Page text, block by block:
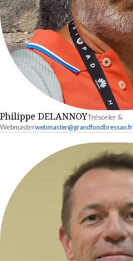
Philippe DELANNOYTrésorier &
Webmasterwebmaster@grandfondbressan.fr